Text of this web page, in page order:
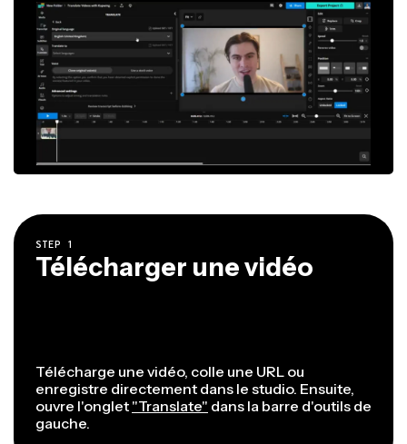
STEP 1
Télécharger une vidéo
Télécharge une vidéo, colle une URL ou
enregistre directement dans le studio. Ensuite,
ouvre l'onglet "Translate" dans la barre d'outils de
gauche.